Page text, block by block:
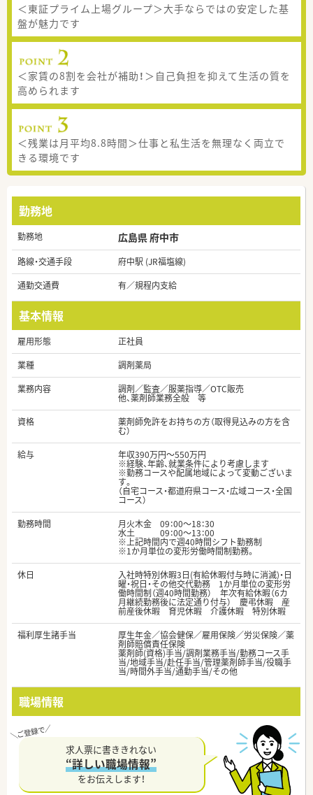
＜東証プライム上場グループ＞大手ならではの安定した基
盤が魅力です
＜家賃の8割を会社が補助！＞自己負担を抑えて生活の質を
高められます
＜残業は月平均8.8時間＞仕事と私生活を無理なく両立で
きる環境です
勤務地
勤務地 広島県 府中市
路線・交通手段
府中駅 (JR福塩線)
通勤交通費
有／規程内支給
基本情報
雇用形態
正社員
業種
調剤薬局
業務内容
調剤／監査／服薬指導／OTC販売
他、薬剤師業務全般 等
資格
薬剤師免許をお持ちの方（取得見込みの方を含
む）
給与
年収390万円～550万円
※経験、年齢、就業条件により考慮します
※勤務コースや配属地域によって変動ございま
す。
（自宅コース・都道府県コース・広域コース・全国
コース）
勤務時間
月火木金 09：00～18：30
水土 09：00～13：00
※上記時間内で週40時間シフト勤務制
※1か月単位の変形労働時間制勤務。
休日
入社時特別休暇3日(有給休暇付与時に消滅)・日
曜・祝日・その他交代勤務 1か月単位の変形労
働時間制（週40時間勤務） 年次有給休暇（6カ
月継続勤務後に法定通り付与） 慶弔休暇 産
前産後休暇 育児休暇 介護休暇 特別休暇
福利厚生諸手当
厚生年金／協会健保／雇用保険／労災保険／薬
剤師賠償責任保険
薬剤師(資格)手当/調剤業務手当/勤務コース手
当/地域手当/赴任手当/管理薬剤師手当/役職手
当/時間外手当/通勤手当/その他
職場情報
求人票に書ききれない
“詳しい職場情報”
をお伝えします！